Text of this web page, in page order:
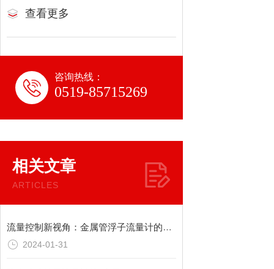
查看更多
咨询热线：
0519-85715269
相关文章
ARTICLES
流量控制新视角：金属管浮子流量计的创新应用
2024-01-31